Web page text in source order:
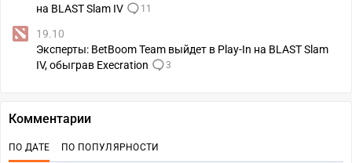
на BLAST Slam IV
11
19.10
Эксперты: BetBoom Team выйдет в Play-In на BLAST Slam
IV, обыграв Execration
3
Комментарии
ПО ДАТЕ ПО ПОПУЛЯРНОСТИ